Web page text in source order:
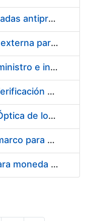
Suministro de gafas graduadas antiproyecciones para los trabajadores de la FNMT-RCM en los centros de trabajo de Madrid y Burgos
Servicios de una empresa externa para el asesoramiento y resolución de los recursos de alzada que se presentan relacionados con procesos de selección para la FNMT-RCM
Acuerdo marco para el suministro e instalación de persianas, estores y otros complementos
Servicio de Calibración y Verificación Externa de los Equipos de Medición del Servicio de Prevención de la FNMT-RCM
Conexión mediante Fibra Óptica de los Centros de Proceso de Datos (CPDs) de las sedes de la FNMT-RCM de Burgos y Madrid
Contratación de acuerdo marco para el Suministro de Material de Electricidad para la Fábrica Nacional de Moneda y Timbre-Real Casa de la Moneda en su centro de trabajo de Burgos
Suministro de estuches para moneda de 30 €